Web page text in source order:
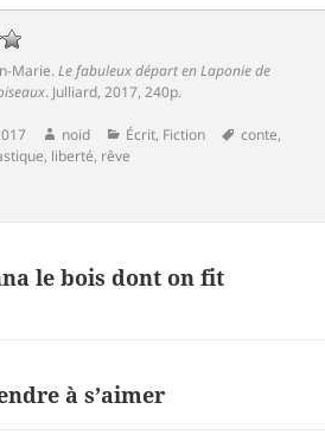
Marie.Le fabuleux départ en Laponie de
. Julliard, 2017, 240p.
Auteur
noid Catégories
Écrit, Fiction
Mots-
conte,
, liberté, rêve
le bois dont on fit
à s’aimer